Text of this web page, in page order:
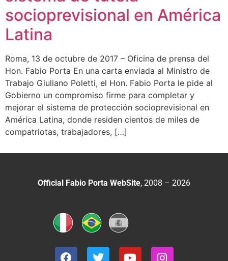
socioprevisional en América
Latina
Roma, 13 de octubre de 2017 – Oficina de prensa del
Hon. Fabio Porta En una carta enviada al Ministro de
Trabajo Giuliano Poletti, el Hon. Fabio Porta le pide al
Gobierno un compromiso firme para completar y
mejorar el sistema de protección socioprevisional en
América Latina, donde residen cientos de miles de
compatriotas, trabajadores, […]
Official Fabio Porta WebSite, 2008 – 2026